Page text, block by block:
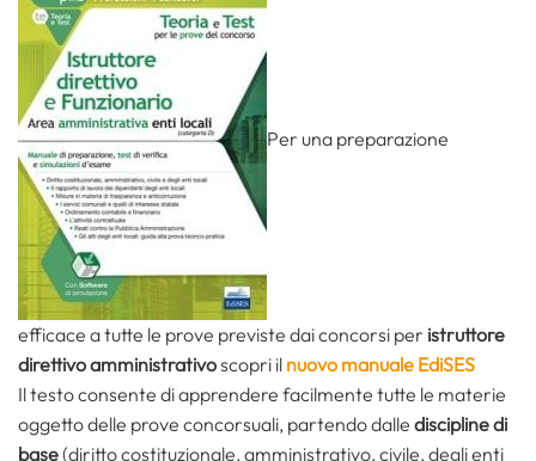
Per una preparazione
efficace a tutte le prove previste dai concorsi per istruttore
direttivo amministrativoscopri il nuovo manuale EdiSES
Il testo consente di apprendere facilmente tutte le materie
oggetto delle prove concorsuali, partendo dalle discipline di
base(diritto costituzionale, amministrativo, civile, degli enti